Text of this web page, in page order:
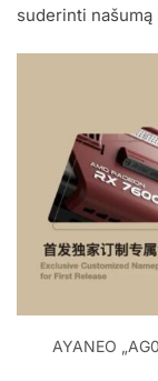
suderinti
AYANEO